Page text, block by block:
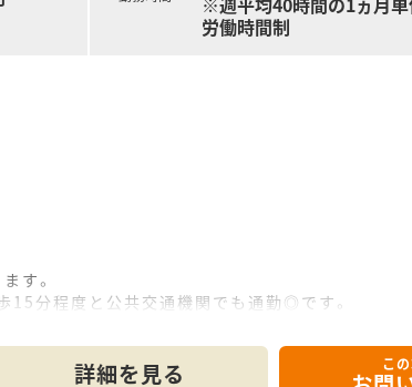
労働時間制
す。
15分程度と公共交通機関でも通勤◎です。
ゃるため希望休も取りやすい環境です。
詳細を見る こ